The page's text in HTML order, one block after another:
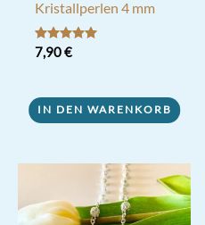
Kristallperlen 4 mm
Bewertet mit
5.00
7,90€
IN DEN WARENKORB